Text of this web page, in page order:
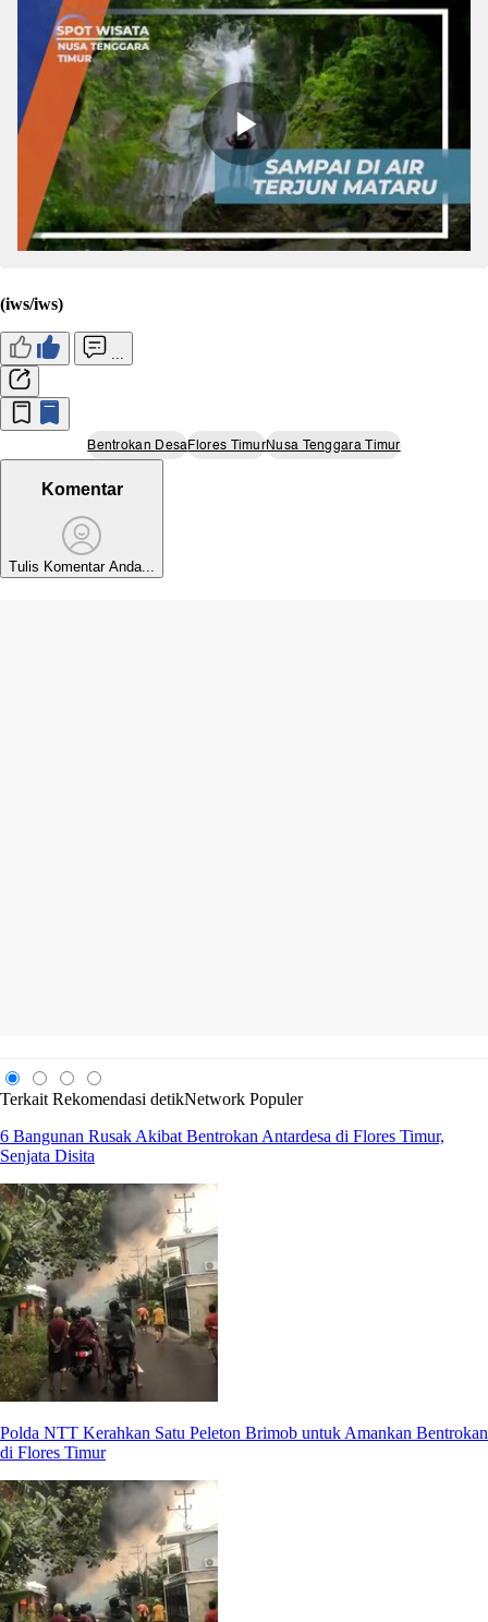
(iws/iws)
Bentrokan DesaFlores TimurNusa Tenggara Timur
Komentar
Tulis Komentar Anda...
Terkait Rekomendasi detikNetwork Populer
6 Bangunan Rusak Akibat Bentrokan Antardesa di Flores Timur,
Senjata Disita
Polda NTT Kerahkan Satu Peleton Brimob untuk Amankan Bentrokan
di Flores Timur